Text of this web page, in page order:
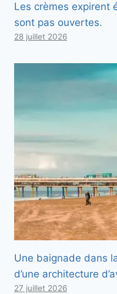
Les crèmes expirent
sont pas ouvertes.
28 juillet 2026
Une baignade dans
d’une architecture
27 juillet 2026